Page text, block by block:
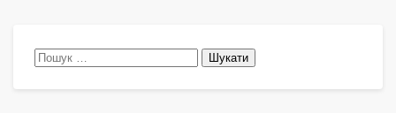
Пошук: